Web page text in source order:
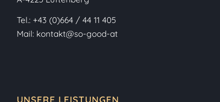
Tel.: +43 (0)664 / 44 11 405
Mail: kontakt@so-good-at